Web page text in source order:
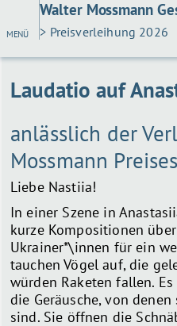
MENÜ
Walter Mossmann
> Preisverleihung 2026
Laudatio auf
anlässlich der
Mossmann
Liebe Nastiia!
In einer Szene in
kurze Kompositionen
Ukrainer*\innen für ein
tauchen Vögel auf, die
würden Raketen fallen.
die Geräusche, von
sind. Sie öffnen die